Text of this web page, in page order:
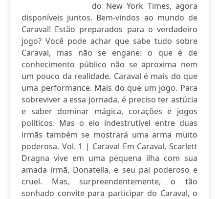
do New York Times, agora
disponíveis juntos. Bem-vindos ao mundo de
Caraval! Estão preparados para o verdadeiro
jogo? Você pode achar que sabe tudo sobre
Caraval, mas não se engane: o que é de
conhecimento público não se aproxima nem
um pouco da realidade. Caraval é mais do que
uma performance. Mais do que um jogo. Para
sobreviver a essa jornada, é preciso ter astúcia
e saber dominar mágica, corações e jogos
políticos. Mas o elo indestrutível entre duas
irmãs também se mostrará uma arma muito
poderosa. Vol. 1 | Caraval Em Caraval, Scarlett
Dragna vive em uma pequena ilha com sua
amada irmã, Donatella, e seu pai poderoso e
cruel. Mas, surpreendentemente, o tão
sonhado convite para participar do Caraval, o